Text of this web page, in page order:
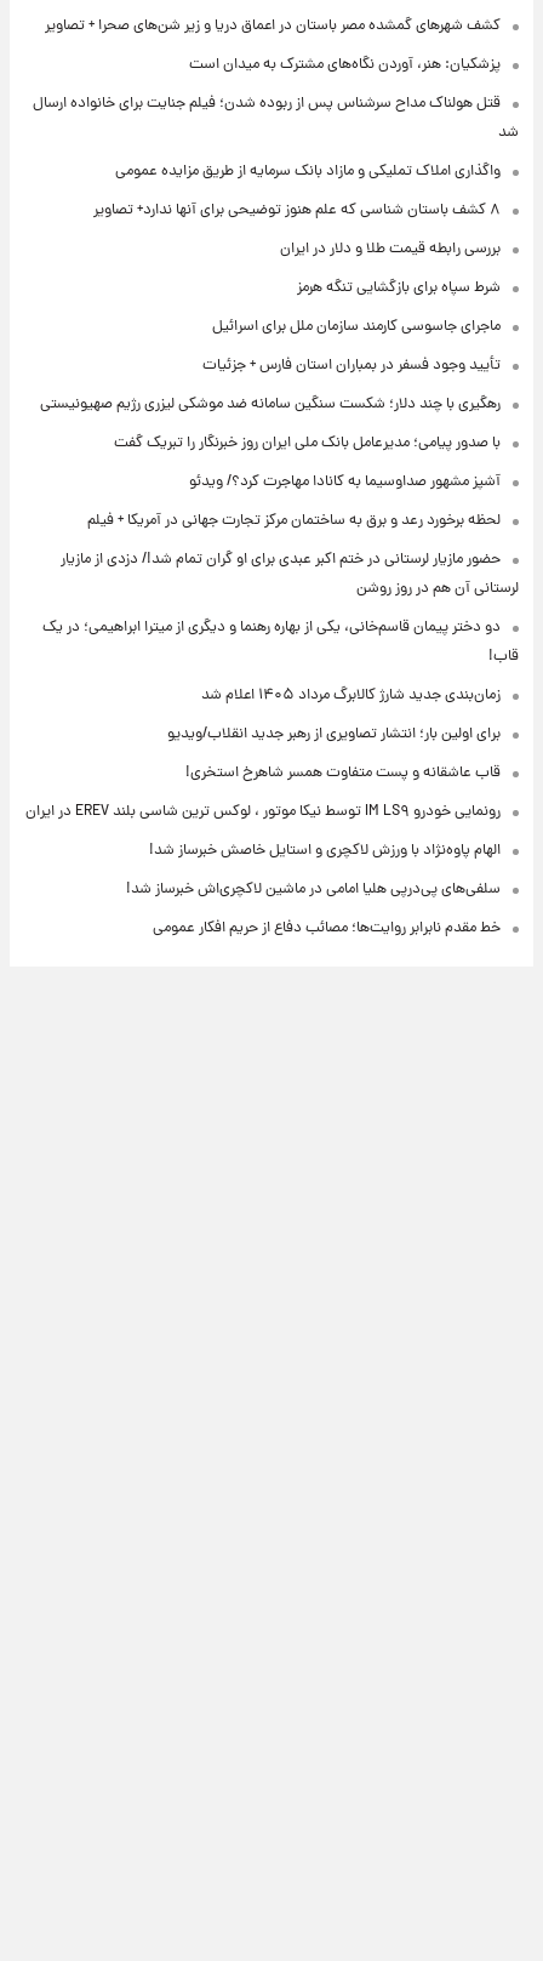
کشف شهرهای گمشده مصر باستان در اعماق دریا و زیر شن‌های صحرا + تصاویر
پزشکیان: هنر، آوردن نگاه‌های مشترک به میدان است
قتل هولناک مداح سرشناس پس از ربوده شدن؛ فیلم جنایت برای خانواده ارسال
شد
واگذاری املاک تملیکی و مازاد بانک سرمایه از طریق مزایده عمومی
۸ کشف باستان شناسی که علم هنوز توضیحی برای آنها ندارد+ تصاویر
بررسی رابطه قیمت طلا و دلار در ایران
شرط سپاه برای بازگشایی تنگه هرمز
ماجرای جاسوسی کارمند سازمان ملل برای اسرائیل
تأیید وجود فسفر در بمباران استان فارس + جزئیات
رهگیری با چند دلار؛ شکست سنگین سامانه ضد موشکی لیزری رژیم صهیونیستی
با صدور پیامی؛ مدیرعامل بانک ملی ایران روز خبرنگار را تبریک گفت
آشپز مشهور صداوسیما به کانادا مهاجرت کرد؟/ ویدئو
لحظه برخورد رعد و برق به ساختمان مرکز تجارت جهانی در آمریکا + فیلم
حضور مازیار لرستانی در ختم اکبر عبدی برای او گران تمام شد!/ دزدی از مازیار
لرستانی آن هم در روز روشن
دو دختر پیمان قاسم‌خانی، یکی از بهاره رهنما و دیگری از میترا ابراهیمی؛ در یک
قاب!
زمان‌بندی جدید شارژ کالابرگ مرداد ۱۴۰۵ اعلام شد
برای اولین بار؛ انتشار تصاویری از رهبر جدید انقلاب/ویدیو
قاب عاشقانه و پست متفاوت همسر شاهرخ استخری!
رونمایی خودرو IM LS۹ توسط نیکا موتور ، لوکس ترین شاسی بلند EREV در ایران
الهام پاوه‌نژاد با ورزش لاکچری و استایل خاصش خبرساز شد!
سلفی‌های پی‌درپی هلیا امامی در ماشین لاکچری‌اش خبرساز شد!
خط مقدم نابرابر روایت‌ها؛ مصائب دفاع از حریم افکار عمومی